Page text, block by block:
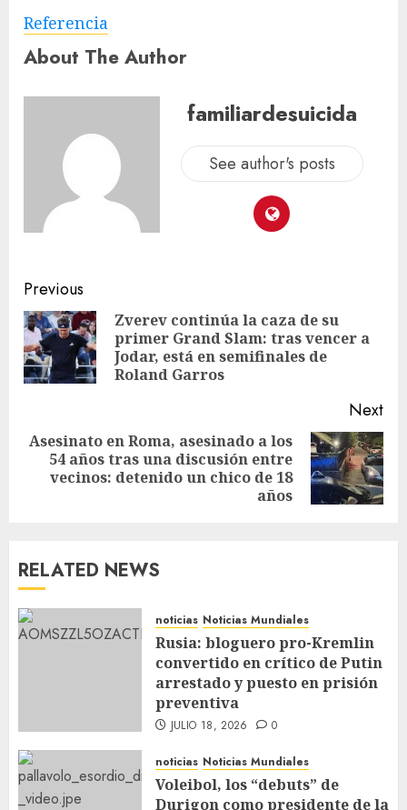
Referencia
About The Author
familiardesuicida
See author's posts
Previous
Zverev continúa la caza de su
primer Grand Slam: tras vencer a
Jodar, está en semifinales de
Roland Garros
Next
Asesinato en Roma, asesinado a los
54 años tras una discusión entre
vecinos: detenido un chico de 18
años
RELATED NEWS
noticias Noticias Mundiales
Rusia: bloguero pro-Kremlin
convertido en crítico de Putin
arrestado y puesto en prisión
preventiva
JULIO 18, 2026 0
noticias Noticias Mundiales
Voleibol, los “debuts” de
Durigon como presidente de la